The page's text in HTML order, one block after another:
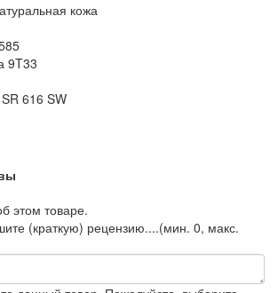
кожа
9T33
SR 616 SW
этом товаре.
(краткую) рецензию....(мин. 0, макс.